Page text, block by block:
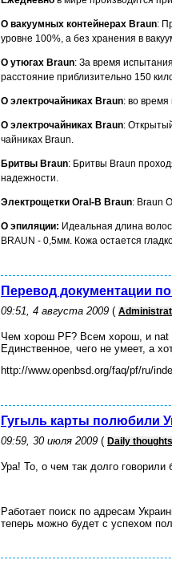
О вакуумных контейнерах Braun:
уровне 100%, а без хранения в
О утюгах Braun: За время
расстояние приблизительно 150
О электрочайниках Braun: во
О электрочайниках Braun:
чайниках Braun.
Бритвы Braun: Бритвы Braun
надежности.
Электрощетки Оral-B Braun: Braun
О эпиляции: Идеальная длина
BRAUN - 0,5мм. Кожа остается
Перевод документации
09:51, 4 августа 2009 (
Чем хорош PF? Всем хорош, и nat
Единственное, чего не умеет, а
http://www.openbsd.org/faq/pf/ru/
Гугыль карты полюбили
09:59, 30 июля 2009 ( Daily thoughts
Ура! То, о чем так долго
Работает поиск по адресам
теперь можно будет с успехом